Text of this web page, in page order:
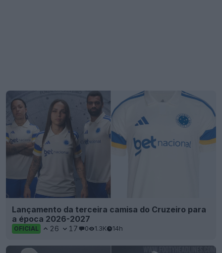
Lançamento da terceira camisa do Cruzeiro para
a época 2026-2027
OFICIAL 26 17 0 1.3K 14h